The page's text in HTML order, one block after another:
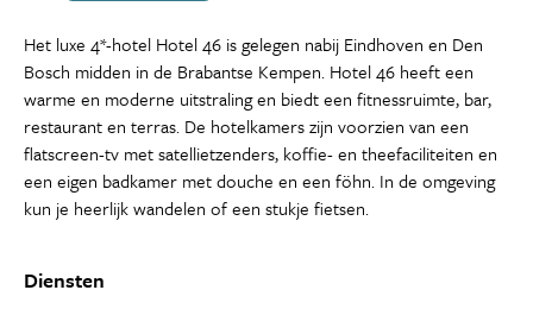
Het luxe 4*-hotel Hotel 46 is gelegen nabij Eindhoven en Den
Bosch midden in de Brabantse Kempen. Hotel 46 heeft een
warme en moderne uitstraling en biedt een fitnessruimte, bar,
restaurant en terras. De hotelkamers zijn voorzien van een
flatscreen-tv met satellietzenders, koffie- en theefaciliteiten en
een eigen badkamer met douche en een föhn. In de omgeving
kun je heerlijk wandelen of een stukje fietsen.
Diensten